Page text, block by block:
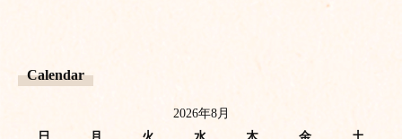
Calendar
2026年8月